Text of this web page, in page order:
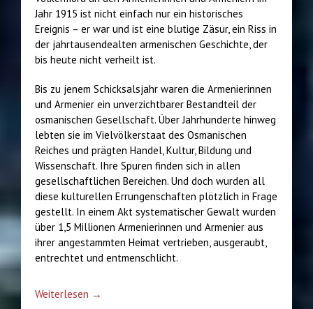
Jahr 1915 ist nicht einfach nur ein historisches
Ereignis – er war und ist eine blutige Zäsur, ein Riss in
der jahrtausendealten armenischen Geschichte, der
bis heute nicht verheilt ist.
Bis zu jenem Schicksalsjahr waren die Armenierinnen
und Armenier ein unverzichtbarer Bestandteil der
osmanischen Gesellschaft. Über Jahrhunderte hinweg
lebten sie im Vielvölkerstaat des Osmanischen
Reiches und prägten Handel, Kultur, Bildung und
Wissenschaft. Ihre Spuren finden sich in allen
gesellschaftlichen Bereichen. Und doch wurden all
diese kulturellen Errungenschaften plötzlich in Frage
gestellt. In einem Akt systematischer Gewalt wurden
über 1,5 Millionen Armenierinnen und Armenier aus
ihrer angestammten Heimat vertrieben, ausgeraubt,
entrechtet und entmenschlicht.
Weiterlesen →